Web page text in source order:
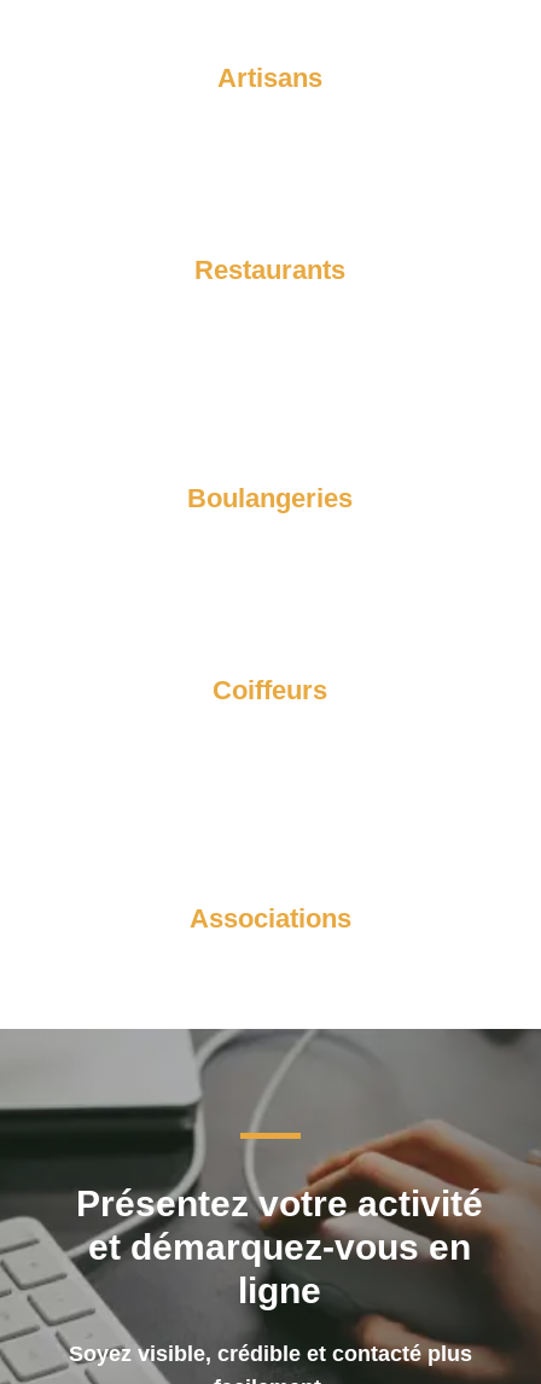
Artisans
Restaurants
Boulangeries
Coiffeurs
Associations
Présentez votre activité
et démarquez-vous en
ligne
Soyez visible, crédible et contacté plus